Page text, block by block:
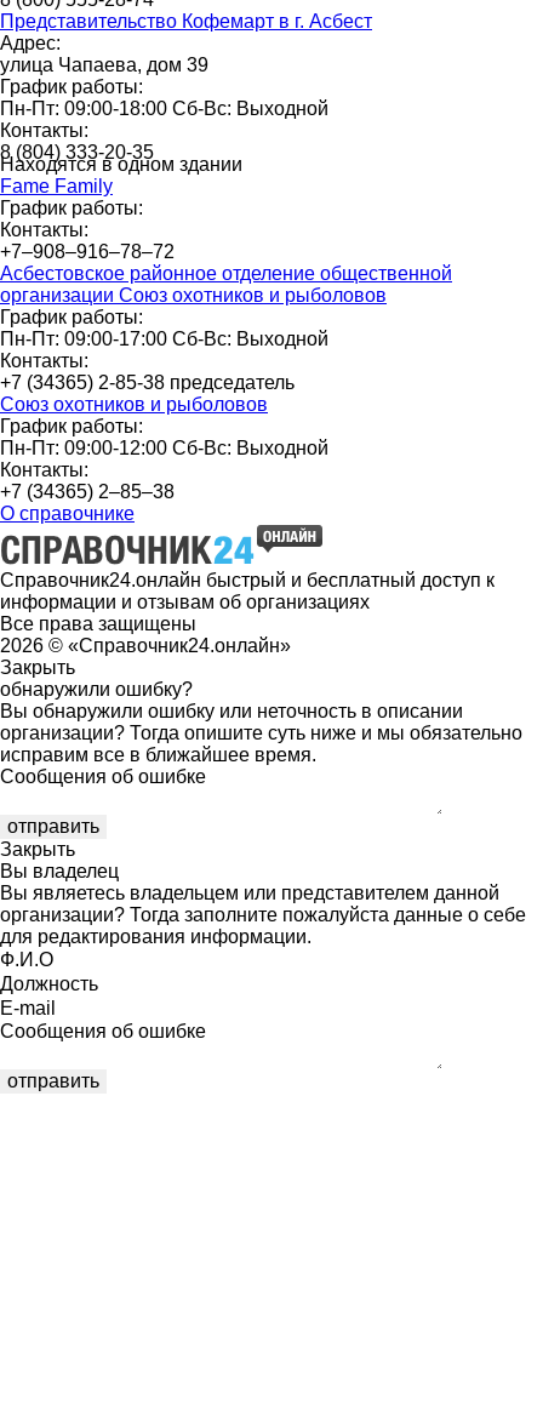
Представительство Кофемарт в г. Асбест
Адрес:
улица Чапаева, дом 39
График работы:
Пн-Пт: 09:00-18:00 Сб-Вс: Выходной
Контакты:
8 (804) 333-20-35
Находятся в одном здании
Fame Family
График работы:
Контакты:
+7‒908‒916‒78‒72
Асбестовское районное отделение общественной
организации Союз охотников и рыболовов
График работы:
Пн-Пт: 09:00-17:00 Сб-Вс: Выходной
Контакты:
+7 (34365) 2-85-38 председатель
Союз охотников и рыболовов
График работы:
Пн-Пт: 09:00-12:00 Сб-Вс: Выходной
Контакты:
+7 (34365) 2‒85‒38
О справочнике
Справочник24.онлайн быстрый и бесплатный доступ к
информации и отзывам об организациях
Все права защищены
2026 © «Справочник24.онлайн»
Закрыть
обнаружили ошибку?
Вы обнаружили ошибку или неточность в описании
организации? Тогда опишите суть ниже и мы обязательно
исправим все в ближайшее время.
Сообщения об ошибке
Закрыть
Вы владелец
Вы являетесь владельцем или представителем данной
организации? Тогда заполните пожалуйста данные о себе
для редактирования информации.
Ф.И.О
Должность
E-mail
Сообщения об ошибке